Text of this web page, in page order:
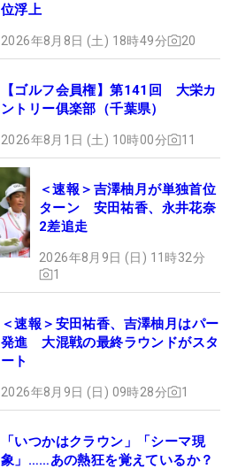
位浮上
2026年8月8日 (土) 18時49分 20
【ゴルフ会員権】第141回 大栄カ
ントリー俱楽部（千葉県）
2026年8月1日 (土) 10時00分 11
＜速報＞吉澤柚月が単独首位
ターン 安田祐香、永井花奈
2差追走
2026年8月9日 (日) 11時32分
1
＜速報＞安田祐香、吉澤柚月はパー
発進 大混戦の最終ラウンドがスタ
ート
2026年8月9日 (日) 09時28分 1
「いつかはクラウン」「シーマ現
象」……あの熱狂を覚えているか？